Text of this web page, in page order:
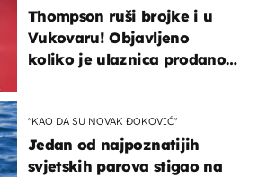
Thompson ruši brojke i u
Vukovaru! Objavljeno
koliko je ulaznica prodano
"KAO DA SU NOVAK ĐOKOVIĆ"
Jedan od najpoznatijih
svjetskih parova stigao na